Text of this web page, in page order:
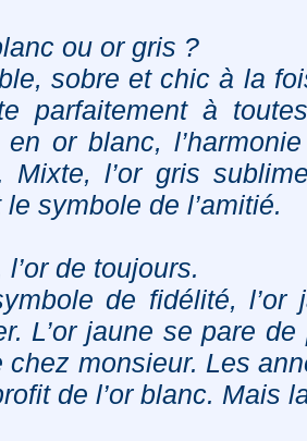
ou or gris ?
sobre et chic à la
parfaitement à
en or blanc,
Mixte, l’or gris
symbole de l’amitié.
l’or de toujours.
de fidélité,
L’or jaune se pare
chez monsieur. Les
de l’or blanc. Mais